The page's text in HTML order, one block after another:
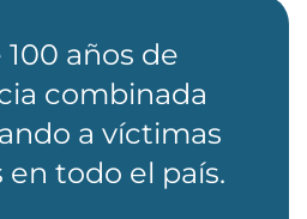
100 años de
combinada
a víctimas
en todo el país.